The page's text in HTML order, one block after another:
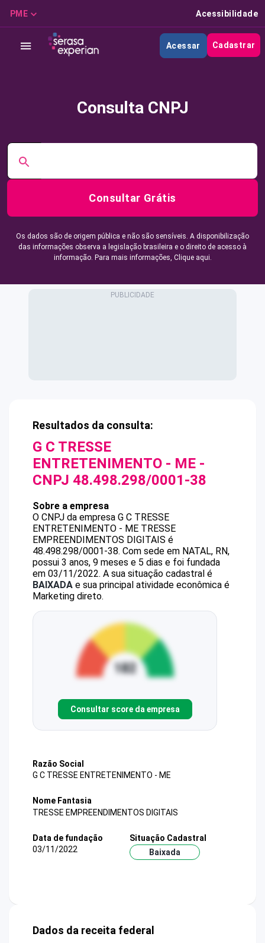
PME Acessibilidade
Acessar Cadastrar
Consulta CNPJ
Consultar Grátis
Os dados são de origem pública e não são sensíveis. A disponibilização
das informações observa a legislação brasileira e o direito de acesso à
informação. Para mais informações, Clique aqui.
Resultados da consulta:
G C TRESSE
ENTRETENIMENTO - ME -
CNPJ 48.498.298/0001-38
Sobre a empresa
O CNPJ da empresa G C TRESSE
ENTRETENIMENTO - ME TRESSE
EMPREENDIMENTOS DIGITAIS é
48.498.298/0001-38. Com sede em NATAL, RN,
possui 3 anos, 9 meses e 5 dias e foi fundada
em 03/11/2022. A sua situação cadastral é
BAIXADA e sua principal atividade econômica é
Marketing direto.
Consultar score da empresa
Razão Social
G C TRESSE ENTRETENIMENTO - ME
Nome Fantasia
TRESSE EMPREENDIMENTOS DIGITAIS
Data de fundação
03/11/2022
Situação Cadastral
Baixada
Dados da receita federal